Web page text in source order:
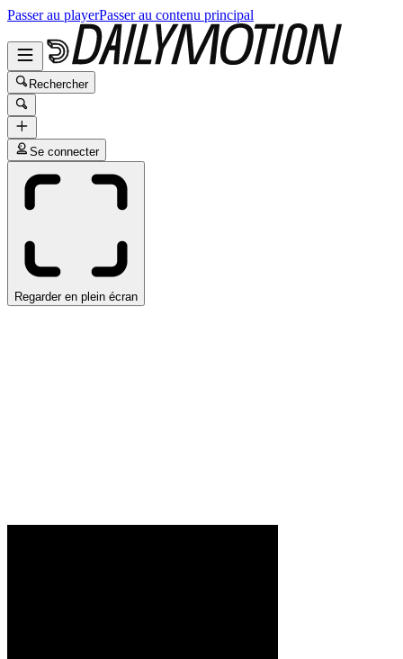
Passer au playerPasser au contenu principal
Rechercher
Se connecter
Regarder en plein écran